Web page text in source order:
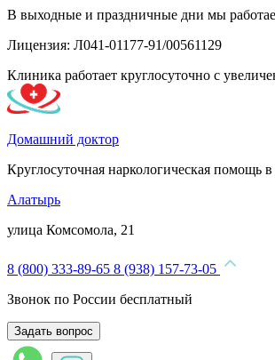
В выходные и праздничные дни мы
Лицензия: Л041-01177-91/00561129
Клиника работает круглосуточно с
Домашний доктор
Круглосуточная наркологическая помощь
Алатырь
улица Комсомола, 21
8 (800) 333-89-65 8 (938) 157-73-05
Звонок по России бесплатный
Задать вопрос